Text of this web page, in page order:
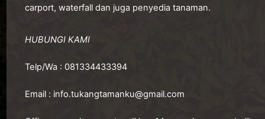
carport, waterfall dan juga penyedia tanaman.
HUBUNGI KAMI
Telp/Wa : 081334433394
Email : info.tukangtamanku@gmail.com